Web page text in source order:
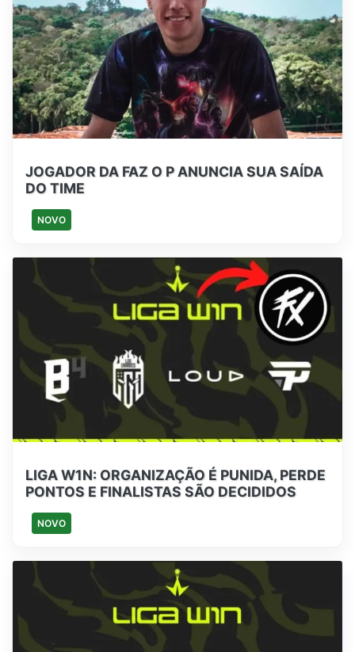
JOGADOR DA FAZ O P ANUNCIA SUA SAÍDA
DO TIME
NOVO
LIGA W1N: ORGANIZAÇÃO É PUNIDA, PERDE
PONTOS E FINALISTAS SÃO DECIDIDOS
NOVO